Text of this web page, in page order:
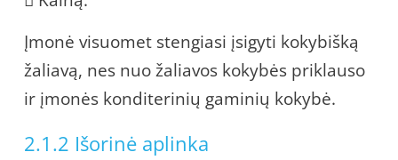
Įmonė visuomet stengiasi įsigyti kokybišką
žaliavą, nes nuo žaliavos kokybės priklauso
ir įmonės konditerinių gaminių kokybė.
2.1.2 Išorinė aplinka